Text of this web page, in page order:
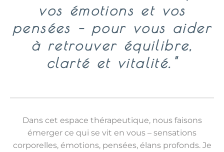
vos émotions et vos
pensées – pour vous aider
à retrouver équilibre,
clarté et vitalité."
Dans cet espace thérapeutique, nous faisons
émerger ce qui se vit en vous – sensations
corporelles, émotions, pensées, élans profonds. Je